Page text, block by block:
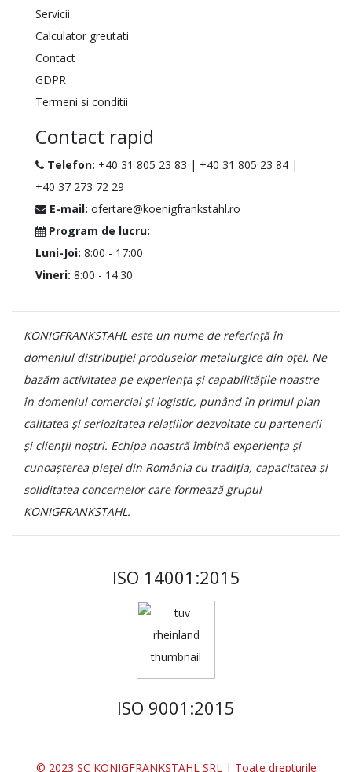
Servicii
Calculator greutati
Contact
GDPR
Termeni si conditii
Contact rapid
Telefon: +40 31 805 23 83 | +40 31 805 23 84 |
+40 37 273 72 29
E-mail: ofertare@koenigfrankstahl.ro
Program de lucru:
Luni-Joi: 8:00 - 17:00
Vineri: 8:00 - 14:30
KONIGFRANKSTAHL este un nume de referință în
domeniul distribuției produselor metalurgice din oțel. Ne
bazăm activitatea pe experiența și capabilitățile noastre
în domeniul comercial și logistic, punând în primul plan
calitatea și seriozitatea relațiilor dezvoltate cu partenerii
și clienții noștri. Echipa noastră îmbină experiența și
cunoașterea pieței din România cu tradiția, capacitatea și
soliditatea concernelor care formează grupul
KONIGFRANKSTAHL.
ISO 14001:2015
ISO 9001:2015
© 2023 SC KONIGFRANKSTAHL SRL | Toate drepturile